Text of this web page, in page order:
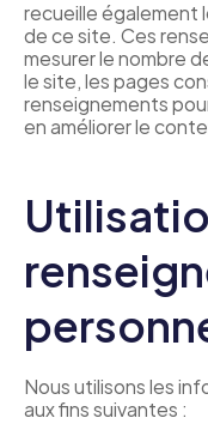
recueille également
de ce site. Ces
mesurer le nombre
le site, les pages
renseignements
en améliorer le
Nous utilisons les
aux fins suivantes :